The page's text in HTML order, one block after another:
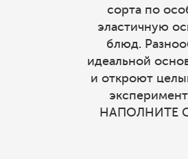
сорта по
эластичную
блюд.
идеальной
и откроют
НАПОЛНИТЕ